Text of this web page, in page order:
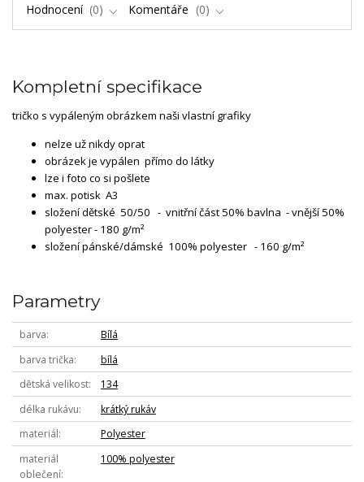
Hodnocení
0 Komentáře 0
Kompletní specifikace
tričko s vypáleným obrázkem naši vlastní grafiky
nelze už nikdy oprat
obrázek je vypálen přímo do látky
lze i foto co si pošlete
max. potisk A3
složení dětské 50/50 - vnitřní část 50% bavlna - vnější 50%
polyester - 180 g/m²
složení pánské/dámské 100% polyester - 160 g/m²
Parametry
barva
Bílá
barva trička
bílá
dětská velikost
134
délka rukávu
krátký rukáv
materiál
Polyester
materiál
oblečení
100% polyester